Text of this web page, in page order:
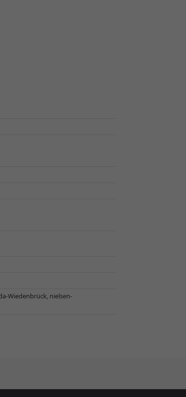
Wiedenbrück, nielsen-